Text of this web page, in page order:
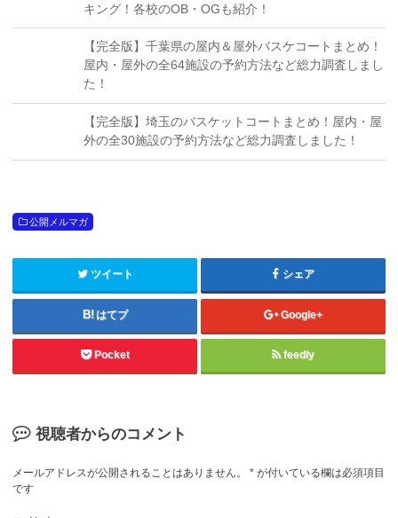
キング！各校のOB・OGも紹介！
【完全版】千葉県の屋内＆屋外バスケコートまとめ！
屋内・屋外の全64施設の予約方法など総力調査しまし
た！
【完全版】埼玉のバスケットコートまとめ！屋内・屋
外の全30施設の予約方法など総力調査しました！
公開メルマガ
ツイート シェア
はてブ Google+
Pocket feedly
視聴者からのコメント
メールアドレスが公開されることはありません。 * が付いている欄は必須項目
です